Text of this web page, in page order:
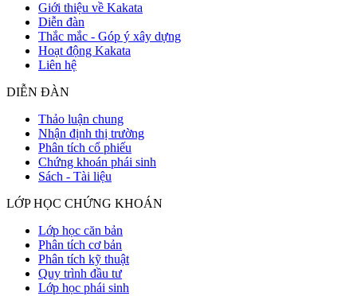
Giới thiệu về Kakata
Diễn đàn
Thắc mắc - Góp ý xây dựng
Hoạt động Kakata
Liên hệ
DIỄN ĐÀN
Thảo luận chung
Nhận định thị trường
Phân tích cổ phiếu
Chứng khoán phái sinh
Sách - Tài liệu
LỚP HỌC CHỨNG KHOÁN
Lớp học căn bản
Phân tích cơ bản
Phân tích kỹ thuật
Quy trình đầu tư
Lớp học phái sinh